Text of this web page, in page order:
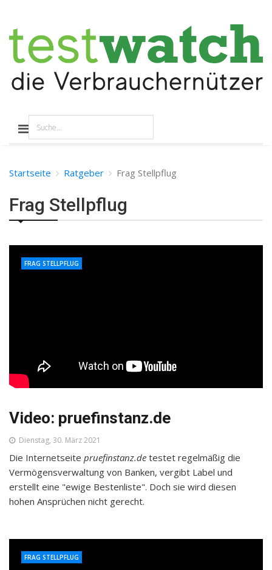
Startseite Ratgeber Frag Stellpflug
Frag Stellpflug
Video: pruefinstanz.de
FRAG STELLPFLUG
Dienstag, 30. März 2021
Die Internetseite pruefinstanz.de testet regelmäßig die
Vermögensverwaltung von Banken, vergibt Label und
erstellt eine "ewige Bestenliste". Doch sie wird diesen
hohen Ansprüchen nicht gerecht.
FRAG STELLPFLUG